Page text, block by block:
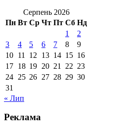
Серпень 2026
Пн Вт Ср Чт Пт Сб Нд
1
2
3
4 5 6 7 8
9
10 11 12 13 14 15 16
17 18 19 20 21 22 23
24 25 26 27 28 29 30
31
« Лип
Реклама